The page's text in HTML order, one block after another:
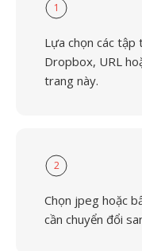
1
Lựa chọn các
Dropbox, URL
trang này.
2
Chọn jpeg hoặc
cần chuyển đổi